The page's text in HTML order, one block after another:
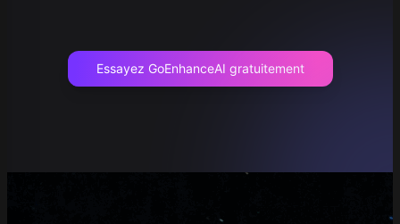
Essayez GoEnhanceAI gratuitement